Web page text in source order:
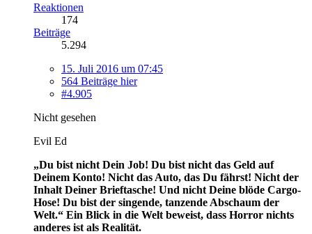
Reaktionen
174
Beiträge
5.294
15. Juli 2016 um 07:45
564 Beiträge hier
#4.905
Nicht gesehen
Evil Ed
„Du bist nicht Dein Job! Du bist nicht das Geld auf
Deinem Konto! Nicht das Auto, das Du fährst! Nicht der
Inhalt Deiner Brieftasche! Und nicht Deine blöde Cargo-
Hose! Du bist der singende, tanzende Abschaum der
Welt.“ Ein Blick in die Welt beweist, dass Horror nichts
anderes ist als Realität.